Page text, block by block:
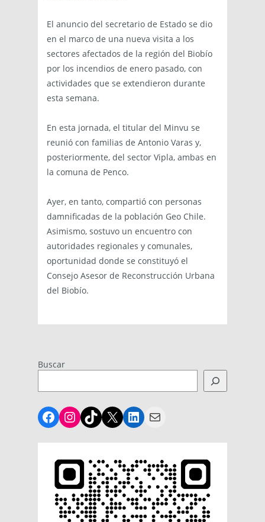
El anuncio del secretario de Estado se dio
en el marco de una nueva visita a los
sectores afectados de la región del Biobío
por los incendios de enero pasado, con
actividades que se extendieron durante
esta semana.
En esta jornada, el titular del Minvu se
reunió con familias de Antonio Varas y,
posteriormente, del sector Vipla, ambas en
la comuna de Penco.
Ayer, en tanto, compartió con personas
damnificadas de la población Geo Chile.
Asimismo, sostuvo un encuentro con
autoridades regionales y comunales,
oportunidad donde se constituyó el
Consejo Asesor de Reconstrucción Urbana
del Biobío.
Buscar
Facebook
Instagram
TikTok
X LinkedIn
Mail